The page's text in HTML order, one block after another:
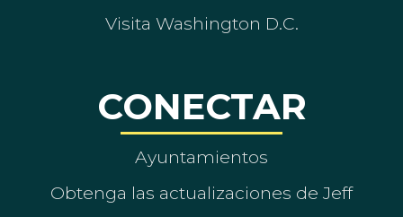
Visita Washington D.C.
CONECTAR
Ayuntamientos
Obtenga las actualizaciones de Jeff